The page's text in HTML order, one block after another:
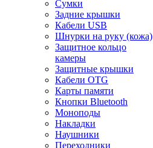
Сумки
Задние крышки
Кабели USB
Шнурки на руку (кожа)
Защитное кольцо
камеры
Защитные крышки
Кабели OTG
Карты памяти
Кнопки Bluetooth
Моноподы
Накладки
Наушники
Переходники